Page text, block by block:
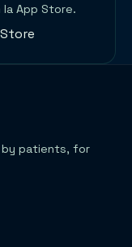
la App Store.
by patients, for